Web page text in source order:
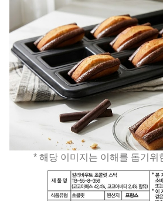
* 해당 이미지는 이해를 돕기위